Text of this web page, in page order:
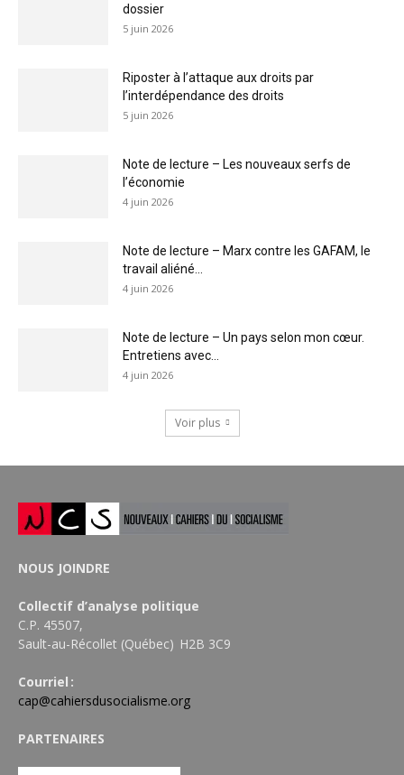
dossier
5 juin 2026
Riposter à l’attaque aux droits par
l’interdépendance des droits
5 juin 2026
Note de lecture – Les nouveaux serfs de
l’économie
4 juin 2026
Note de lecture – Marx contre les GAFAM, le
travail aliéné...
4 juin 2026
Note de lecture – Un pays selon mon cœur.
Entretiens avec...
4 juin 2026
Voir plus
NOUS JOINDRE
Collectif d’analyse politique
C.P. 45507,
Sault-au-Récollet (Québec) H2B 3C9
Courriel :
cap@cahiersdusocialisme.org
PARTENAIRES